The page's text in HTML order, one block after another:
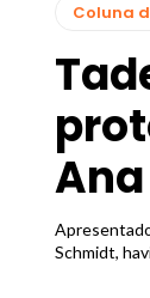
Coluna
Schmidt,